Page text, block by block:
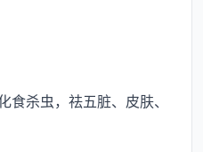
杀虫，祛五脏、皮肤、